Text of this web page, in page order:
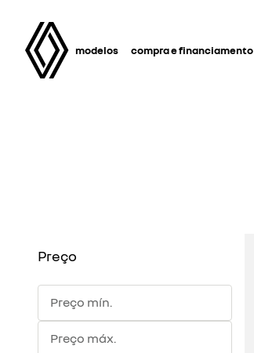
modelos compra e financiamento
Preço
Preço mín.
Preço máx.